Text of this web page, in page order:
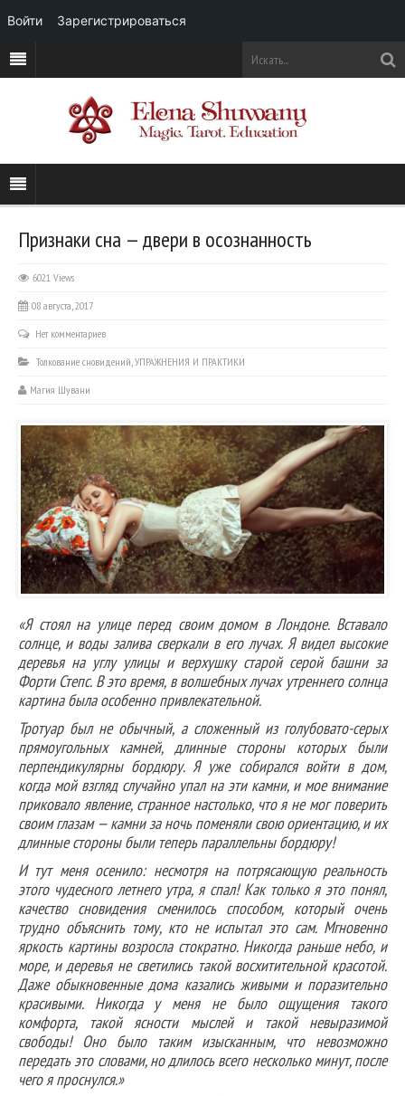
Признаки сна — двери в осознанность
6021 Views
08 августа, 2017
Нет комментариев
Толкование сновидений,УПРАЖНЕНИЯ И ПРАКТИКИ
Магия Шувани
«Я стоял на улице перед своим домом в Лондоне. Вставало
солнце, и воды залива сверкали в его лучах. Я видел высокие
деревья на углу улицы и верхушку старой серой башни за
Форти Степс. В это время, в волшебных лучах утреннего солнца
картина была особенно привлекательной.
Тротуар был не обычный, а сложенный из голубовато-серых
прямоугольных камней, длинные стороны которых были
перпендикулярны бордюру. Я уже собирался войти в дом,
когда мой взгляд случайно упал на эти камни, и мое внимание
приковало явление, странное настолько, что я не мог поверить
своим глазам — камни за ночь поменяли свою ориентацию, и их
длинные стороны были теперь параллельны бордюру!
И тут меня осенило: несмотря на потрясающую реальность
этого чудесного летнего утра, я спал! Как только я это понял,
качество сновидения сменилось способом, который очень
трудно объяснить тому, кто не испытал это сам. Мгновенно
яркость картины возросла стократно. Никогда раньше небо, и
море, и деревья не светились такой восхитительной красотой.
Даже обыкновенные дома казались живыми и поразительно
красивыми. Никогда у меня не было ощущения такого
комфорта, такой ясности мыслей и такой невыразимой
свободы! Оно было таким изысканным, что невозможно
передать это словами, но длилось всего несколько минут, после
чего я проснулся.»
Войти Зарегистрироваться